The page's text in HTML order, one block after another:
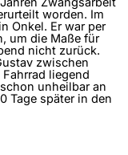
worden. Im
Onkel. Er war per
um die Maße für
nicht zurück.
zwischen
liegend
unheilbar an
Tage später in den